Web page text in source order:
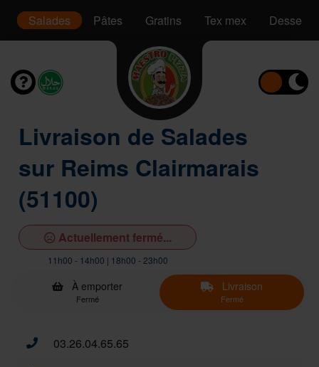
Salades Pâtes Gratins Tex mex Desserts
Livraison de Salades
sur Reims Clairmarais
(51100)
Actuellement fermé...
11h00 - 14h00 | 18h00 - 23h00
À emporter
Fermé
Livraison
Fermé
03.26.04.65.65